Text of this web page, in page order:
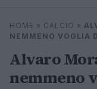
Cerca
HOME » CALCIO »
NEMMENO VOGLIA
Alvaro
nemmeno